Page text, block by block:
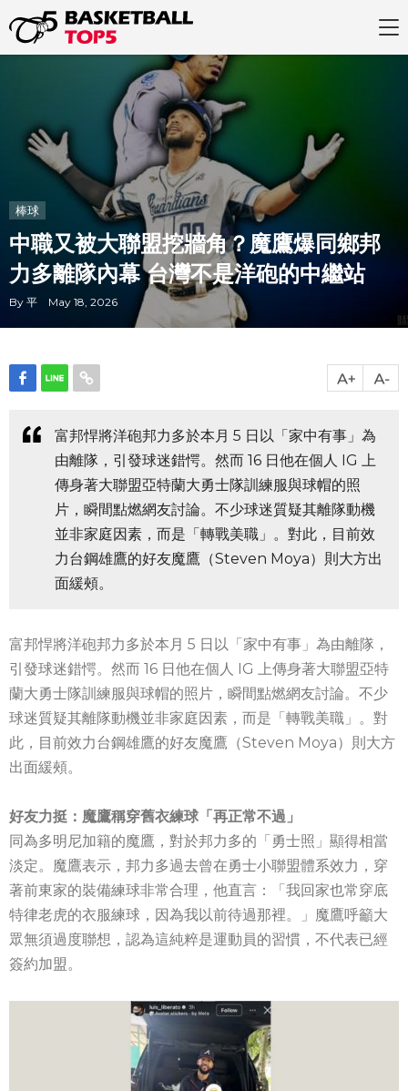
棒球
中職又被大聯盟挖牆角？魔鷹爆同鄉邦
力多離隊內幕 台灣不是洋砲的中繼站
By 平 May 18, 2026
富邦悍將洋砲邦力多於本月 5 日以「家中有事」為
由離隊，引發球迷錯愕。然而 16 日他在個人 IG 上
傳身著大聯盟亞特蘭大勇士隊訓練服與球帽的照
片，瞬間點燃網友討論。不少球迷質疑其離隊動機
並非家庭因素，而是「轉戰美職」。對此，目前效
力台鋼雄鷹的好友魔鷹（Steven Moya）則大方出
面緩頰。
富邦悍將洋砲邦力多於本月 5 日以「家中有事」為由離隊，
引發球迷錯愕。然而 16 日他在個人 IG 上傳身著大聯盟亞特
蘭大勇士隊訓練服與球帽的照片，瞬間點燃網友討論。不少
球迷質疑其離隊動機並非家庭因素，而是「轉戰美職」。對
此，目前效力台鋼雄鷹的好友魔鷹（Steven Moya）則大方
出面緩頰。
好友力挺：魔鷹稱穿舊衣練球「再正常不過」
同為多明尼加籍的魔鷹，對於邦力多的「勇士照」顯得相當
淡定。魔鷹表示，邦力多過去曾在勇士小聯盟體系效力，穿
著前東家的裝備練球非常合理，他直言：「我回家也常穿底
特律老虎的衣服練球，因為我以前待過那裡。」魔鷹呼籲大
眾無須過度聯想，認為這純粹是運動員的習慣，不代表已經
簽約加盟。